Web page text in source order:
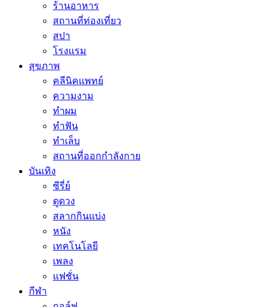
ร้านอาหาร
สถานที่ท่องเที่ยว
สปา
โรงแรม
สุขภาพ
คลีนิคแพทย์
ความงาม
ทำผม
ทำฟัน
ทำเล็บ
สถานที่ออกกำลังกาย
บันเทิง
ซีรี่ย์
ดูดวง
สลากกินแบ่ง
หนัง
เทคโนโลยี
เพลง
แฟชั่น
กีฬา